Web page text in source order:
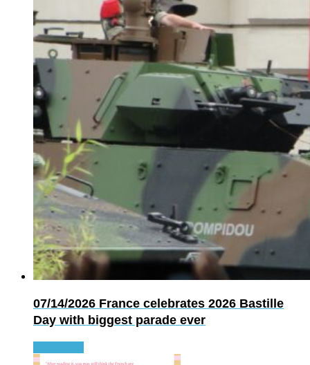
07/14/2026 France celebrates 2026 Bastille
Day with biggest parade ever